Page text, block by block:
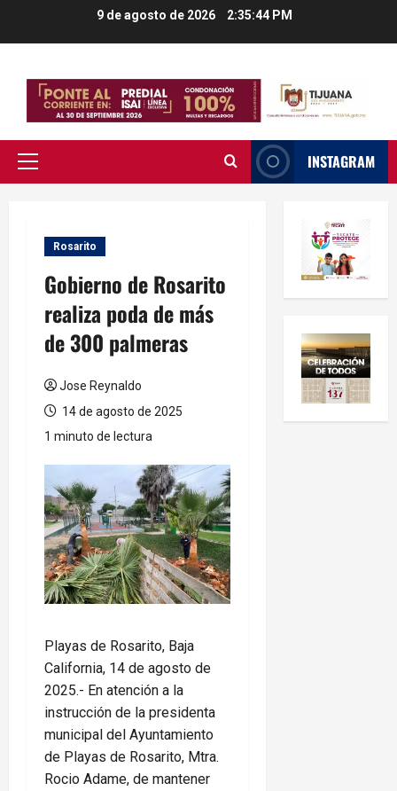
9 de agosto de 2026 2:35:45 PM
Menú
INSTAGRAM
Rosarito
Gobierno de Rosarito
realiza poda de más
de 300 palmeras
Jose Reynaldo
14 de agosto de 2025
1 minuto de lectura
Playas de Rosarito, Baja
California, 14 de agosto de
2025.- En atención a la
instrucción de la presidenta
municipal del Ayuntamiento
de Playas de Rosarito, Mtra.
Rocio Adame, de mantener